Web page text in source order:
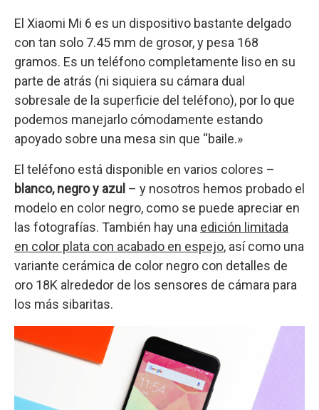
El Xiaomi Mi 6 es un dispositivo bastante delgado
con tan solo 7.45 mm de grosor, y pesa 168
gramos. Es un teléfono completamente liso en su
parte de atrás (ni siquiera su cámara dual
sobresale de la superficie del teléfono), por lo que
podemos manejarlo cómodamente estando
apoyado sobre una mesa sin que “baile.»
El teléfono está disponible en varios colores –
blanco, negro y azul – y nosotros hemos probado el
modelo en color negro, como se puede apreciar en
las fotografías. También hay una edición limitada
en color plata con acabado en espejo, así como una
variante cerámica de color negro con detalles de
oro 18K alrededor de los sensores de cámara para
los más sibaritas.